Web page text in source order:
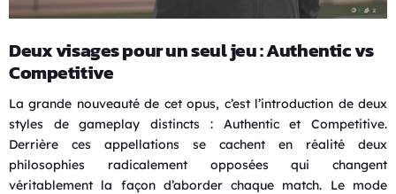
Deux visages pour un seul jeu : Authentic vs
Competitive
La grande nouveauté de cet opus, c’est l’introduction de deux
styles de gameplay distincts : Authentic et Competitive.
Derrière ces appellations se cachent en réalité deux
philosophies radicalement opposées qui changent
véritablement la façon d’aborder chaque match. Le mode